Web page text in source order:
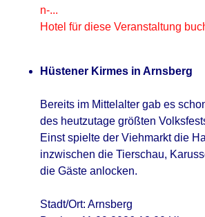
n-...
Hotel für diese Veranstaltung
Hüstener Kirmes in Arnsberg
Bereits im Mittelalter gab es
des heutzutage größten
Einst spielte der Viehmarkt die
inzwischen die Tierschau,
die Gäste anlocken.
Stadt/Ort: Arnsberg